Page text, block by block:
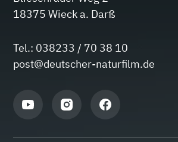
18375 Wieck a. Darß
Tel.: 038233 / 70 38 10
post@deutscher-naturfilm.de